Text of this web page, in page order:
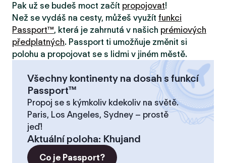
Pak už se budeš moct začít propojovat!
Než se vydáš na cesty, můžeš využít funkci
Passport™, která je zahrnutá v našich prémiových
předplatných. Passport ti umožňuje změnit si
polohu a propojovat se s lidmi v jiném městě.
Všechny kontinenty na dosah s funkcí
Passport™
Propoj se s kýmkoliv kdekoliv na světě.
Paris, Los Angeles, Sydney – prostě
jeď!
Aktuální poloha: Khujand
Co je Passport?